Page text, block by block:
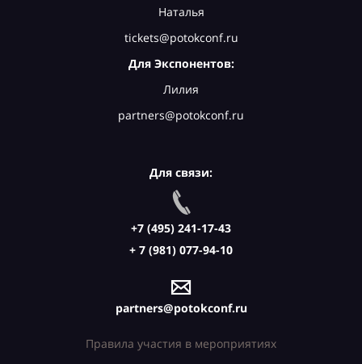
Наталья
tickets@potokconf.ru
Для Экспонентов:
Лилия
partners@potokconf.ru
Для связи:
+7 (495) 241-17-43
+ 7 (981) 077-94-10
partners@potokconf.ru
Правила участия в мероприятиях